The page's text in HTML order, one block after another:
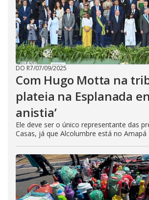
DO R7/07/09/2025
Com Hugo Motta na
plateia na Esplanada
anistia’
Ele deve ser o único representante das
Casas, já que Alcolumbre está no Amapá